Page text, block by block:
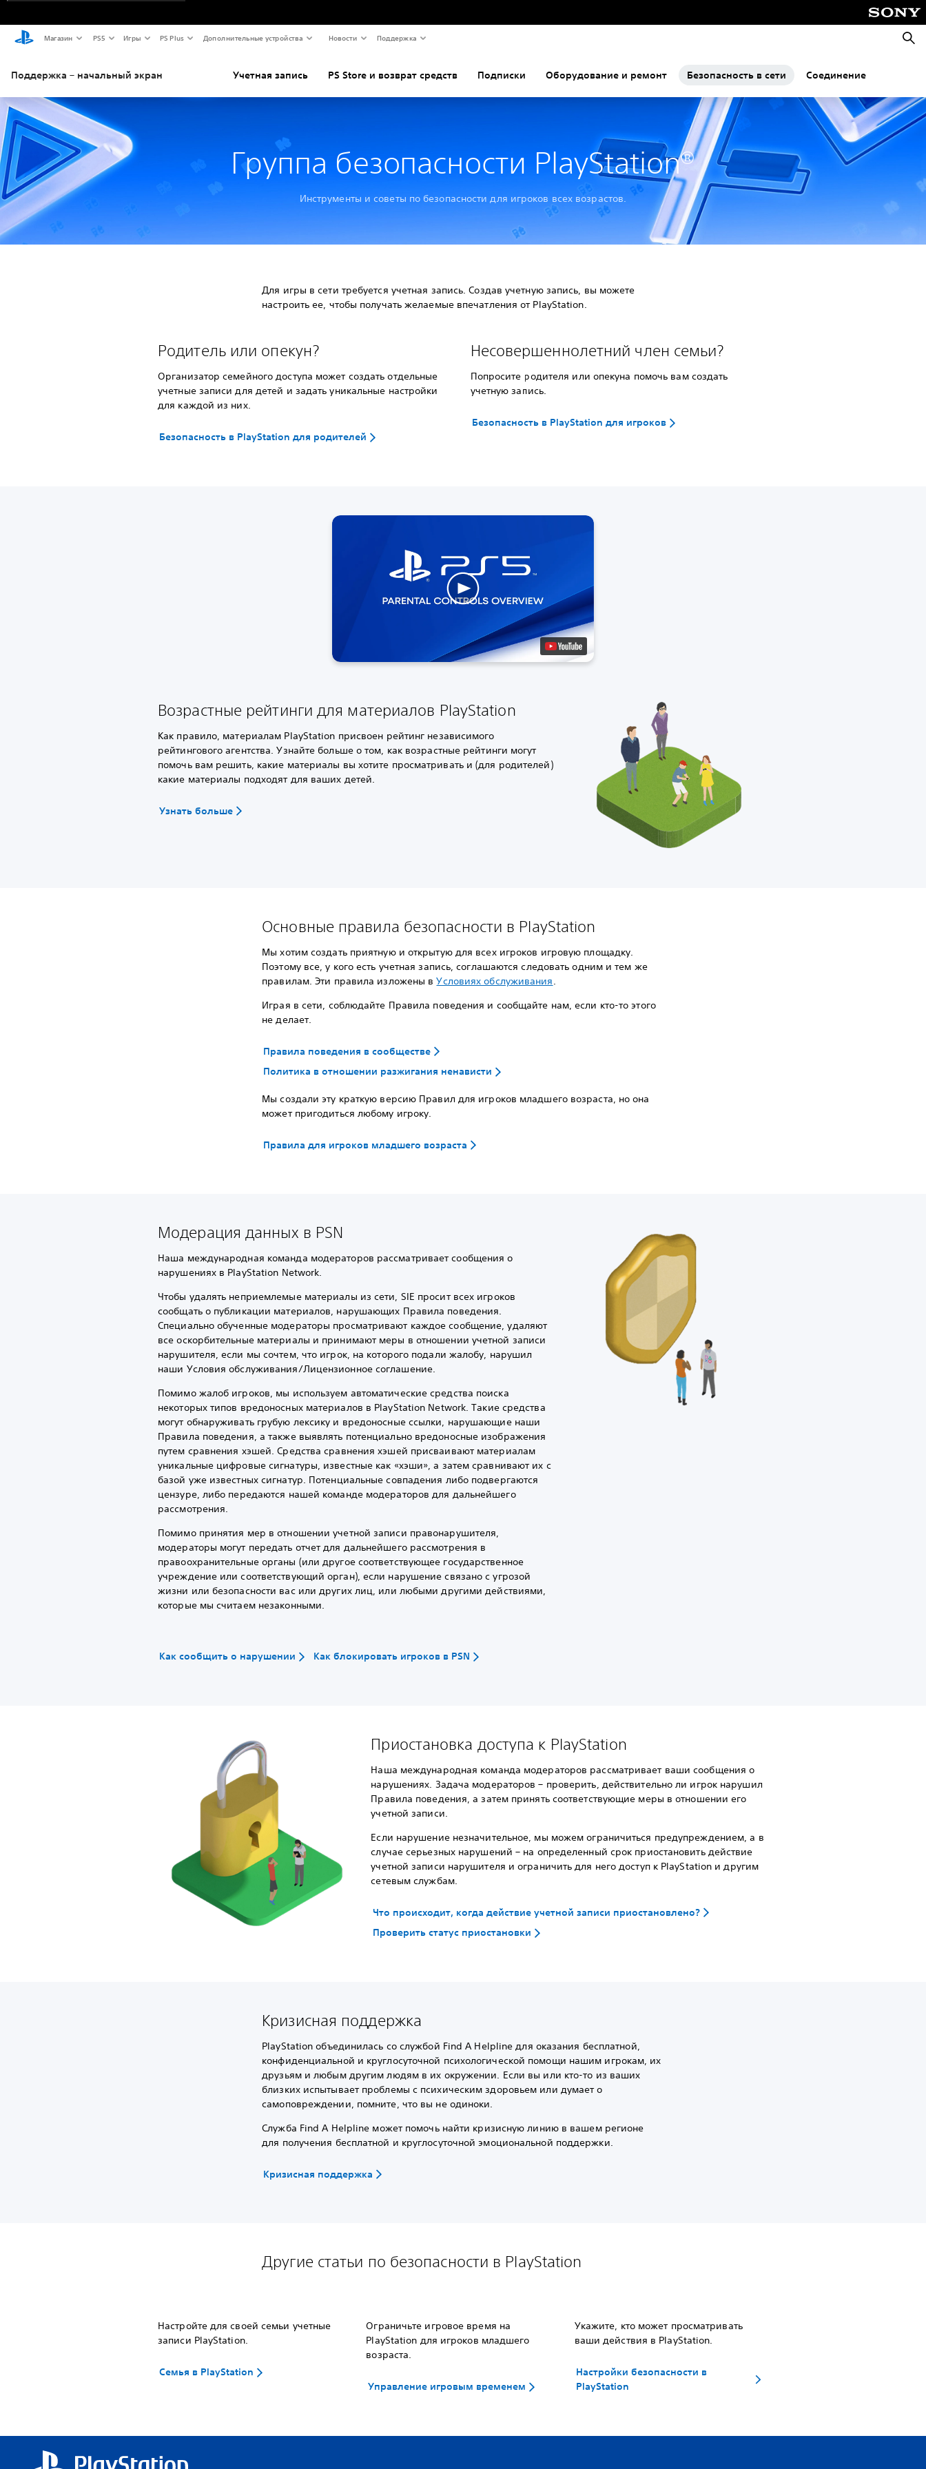
Магазин PS5 Игры PS Plus Дополнительные устройства Новости Поддержка
Поиск
Поддержка – начальный экран Учетная запись PS Store и возврат средств Подписки Оборудование и ремонт Безопасность в сети Соединение
Группа безопасности PlayStation®
Инструменты и советы по безопасности для игроков всех возрастов.
Для игры в сети требуется учетная запись. Создав учетную запись, вы можете
настроить ее, чтобы получать желаемые впечатления от PlayStation.
Родитель или опекун?
Организатор семейного доступа может создать отдельные
учетные записи для детей и задать уникальные настройки
для каждой из них.
Безопасность в PlayStation для родителей
Несовершеннолетний член семьи?
Попросите родителя или опекуна помочь вам создать
учетную запись.
Безопасность в PlayStation для игроков
Возрастные рейтинги для материалов PlayStation
Как правило, материалам PlayStation присвоен рейтинг независимого
рейтингового агентства. Узнайте больше о том, как возрастные рейтинги могут
помочь вам решить, какие материалы вы хотите просматривать и (для родителей)
какие материалы подходят для ваших детей.
Узнать больше
Основные правила безопасности в PlayStation
Мы хотим создать приятную и открытую для всех игроков игровую площадку.
Поэтому все, у кого есть учетная запись, соглашаются следовать одним и тем же
правилам. Эти правила изложены вУсловиях обслуживания
Играя в сети, соблюдайте Правила поведения и сообщайте нам, если кто-то этого
не делает.
Правила поведения в сообществе
Политика в отношении разжигания ненависти
Мы создали эту краткую версию Правил для игроков младшего возраста, но она
может пригодиться любому игроку.
Правила для игроков младшего возраста
Модерация данных в PSN
Наша международная команда модераторов рассматривает сообщения о
нарушениях в PlayStation Network.
Чтобы удалять неприемлемые материалы из сети, SIE просит всех игроков
сообщать о публикации материалов, нарушающих Правила поведения.
Специально обученные модераторы просматривают каждое сообщение, удаляют
все оскорбительные материалы и принимают меры в отношении учетной записи
нарушителя, если мы сочтем, что игрок, на которого подали жалобу, нарушил
наши Условия обслуживания/Лицензионное соглашение.
Помимо жалоб игроков, мы используем автоматические средства поиска
некоторых типов вредоносных материалов в PlayStation Network. Такие средства
могут обнаруживать грубую лексику и вредоносные ссылки, нарушающие наши
Правила поведения, а также выявлять потенциально вредоносные изображения
путем сравнения хэшей. Средства сравнения хэшей присваивают материалам
уникальные цифровые сигнатуры, известные как «хэши», а затем сравнивают их с
базой уже известных сигнатур. Потенциальные совпадения либо подвергаются
цензуре, либо передаются нашей команде модераторов для дальнейшего
рассмотрения.
Помимо принятия мер в отношении учетной записи правонарушителя,
модераторы могут передать отчет для дальнейшего рассмотрения в
правоохранительные органы (или другое соответствующее государственное
учреждение или соответствующий орган), если нарушение связано с угрозой
жизни или безопасности вас или других лиц, или любыми другими действиями,
которые мы считаем незаконными.
Как сообщить о нарушении Как блокировать игроков в PSN
Приостановка доступа к PlayStation
Наша международная команда модераторов рассматривает ваши сообщения о
нарушениях. Задача модераторов – проверить, действительно ли игрок нарушил
Правила поведения, а затем принять соответствующие меры в отношении его
учетной записи.
Если нарушение незначительное, мы можем ограничиться предупреждением, а в
случае серьезных нарушений – на определенный срок приостановить действие
учетной записи нарушителя и ограничить для него доступ к PlayStation и другим
сетевым службам.
Что происходит, когда действие учетной записи приостановлено?
Проверить статус приостановки
Кризисная поддержка
PlayStation объединилась со службой Find A Helpline для оказания бесплатной,
конфиденциальной и круглосуточной психологической помощи нашим игрокам, их
друзьям и любым другим людям в их окружении. Если вы или кто-то из ваших
близких испытывает проблемы с психическим здоровьем или думает о
самоповреждении, помните, что вы не одиноки.
Служба Find A Helpline может помочь найти кризисную линию в вашем регионе
для получения бесплатной и круглосуточной эмоциональной поддержки.
Кризисная поддержка
Другие статьи по безопасности в PlayStation
Настройте для своей семьи учетные
записи PlayStation.
Семья в PlayStation
Ограничьте игровое время на
PlayStation для игроков младшего
возраста.
Управление игровым временем
Укажите, кто может просматривать
ваши действия в PlayStation.
Настройки безопасности в
PlayStation